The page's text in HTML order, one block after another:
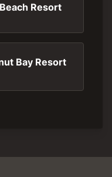
Resort
Bay Resort